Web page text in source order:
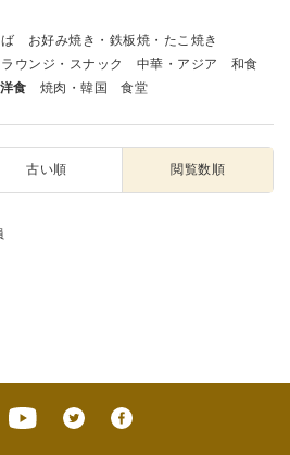
お好み焼き・鉄板焼・たこ焼き
ラウンジ・スナック 中華・アジア
和食
洋食 焼肉・韓国 食堂
古い順 閲覧数順